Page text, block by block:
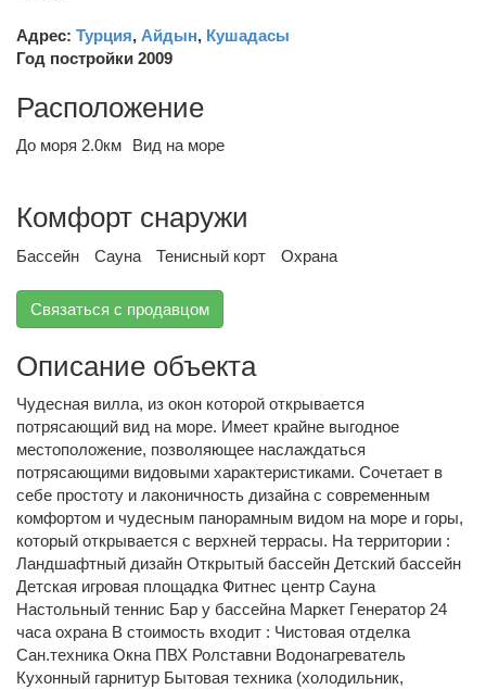
Адрес: Турция, Айдын, Кушадасы
Год постройки 2009
Расположение
До моря 2.0км Вид на море
Комфорт снаружи
Бассейн Сауна Тенисный корт Охрана
Связаться с продавцом
Описание объекта
Чудесная вилла, из окон которой открывается
потрясающий вид на море. Имеет крайне выгодное
местоположение, позволяющее наслаждаться
потрясающими видовыми характеристиками. Сочетает в
себе простоту и лаконичность дизайна с современным
комфортом и чудесным панорамным видом на море и горы,
который открывается с верхней террасы. На территории :
Ландшафтный дизайн Открытый бассейн Детский бассейн
Детская игровая площадка Фитнес центр Сауна
Настольный теннис Бар у бассейна Маркет Генератор 24
часа охрана В стоимость входит : Чистовая отделка
Сан.техника Окна ПВХ Ролставни Водонагреватель
Кухонный гарнитур Бытовая техника (холодильник,